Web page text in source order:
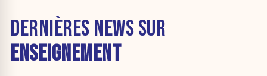
DERNIÈRES NEWS SUR
ENSEIGNEMENT